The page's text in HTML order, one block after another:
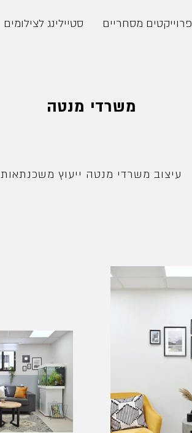
פרוייקטים מסחריים סטיילינג לצילומים
משרדי מנטה
עיצוב משרדי מנטה ייעוץ משכנתאות